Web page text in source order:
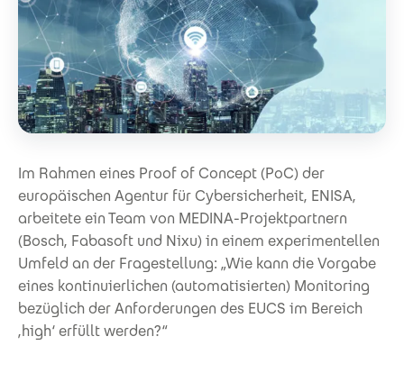
Im Rahmen eines Proof of Concept (PoC) der
europäischen Agentur für Cybersicherheit, ENISA,
arbeitete ein Team von MEDINA-Projektpartnern
(Bosch, Fabasoft und Nixu) in einem experimentellen
Umfeld an der Fragestellung: „Wie kann die Vorgabe
eines kontinuierlichen (automatisierten) Monitoring
bezüglich der Anforderungen des EUCS im Bereich
,high‘ erfüllt werden?“